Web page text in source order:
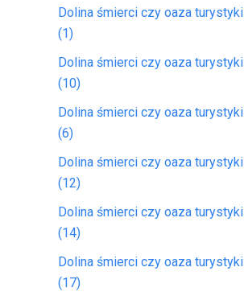
Dolina śmierci czy oaza turystyki
(1)
Dolina śmierci czy oaza turystyki
(10)
Dolina śmierci czy oaza turystyki
(6)
Dolina śmierci czy oaza turystyki
(12)
Dolina śmierci czy oaza turystyki
(14)
Dolina śmierci czy oaza turystyki
(17)